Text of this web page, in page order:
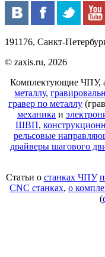
191176, Санкт-
© zaxis.ru, 2026
Комплектующие ЧПУ,
металлу,
гравер по металлу
механика и
ШВП,
рельсовые
драйверы шагового
Статьи о станках ЧПУ
CNC станках, о
(